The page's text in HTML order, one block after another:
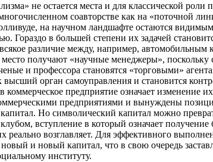
не остается места и для классической
соавторстве как на «поточной
на научном ландшафте остаются
Гораздо в большей степени их задачей
всякое различие между, например,
место получают «научные менеджеры»,
и профессора становятся «торговыми»
высший орган самоуправления и становится
коммерческое предприятие означает
предприятиями и вынуждены
Но символический капитал можно
вступление в который означает
реально возглавляет. Для эффективного
и новый капитал, что в свою очередь
институту.